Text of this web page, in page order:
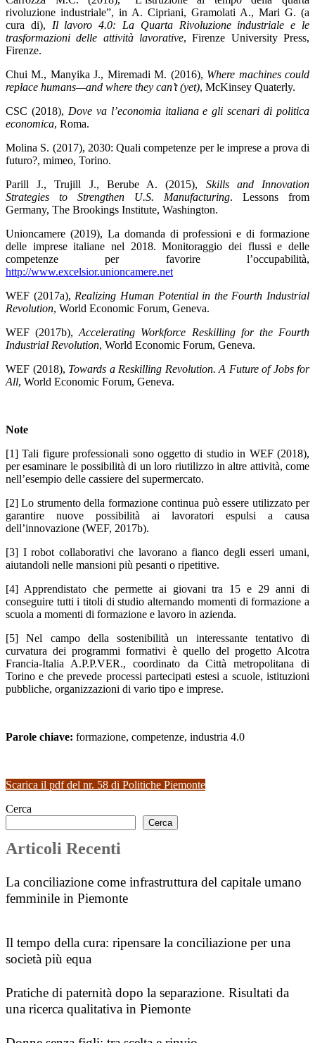
rivoluzione industriale”, in A. Cipriani, Gramolati A., Mari G. (a
cura di), Il lavoro 4.0: La Quarta Rivoluzione industriale e le
trasformazioni delle attività lavorative, Firenze University Press,
Firenze.
Chui M., Manyika J., Miremadi M. (2016), Where machines could
replace humans—and where they can’t (yet), McKinsey Quaterly.
CSC (2018), Dove va l’economia italiana e gli scenari di politica
economica, Roma.
Molina S. (2017), 2030: Quali competenze per le imprese a prova di
futuro?, mimeo, Torino.
Parill J., Trujill J., Berube A. (2015), Skills and Innovation
Strategies to Strengthen U.S. Manufacturing. Lessons from
Germany, The Brookings Institute, Washington.
Unioncamere (2019), La domanda di professioni e di formazione
delle imprese italiane nel 2018. Monitoraggio dei flussi e delle
competenze per favorire l’occupabilità,
http://www.excelsior.unioncamere.net
WEF (2017a), Realizing Human Potential in the Fourth Industrial
Revolution, World Economic Forum, Geneva.
WEF (2017b),Accelerating Workforce Reskilling for the Fourth
Industrial Revolution, World Economic Forum, Geneva.
WEF (2018), Towards a Reskilling Revolution. A Future of Jobs for
All, World Economic Forum, Geneva.
Note
[1] Tali figure professionali sono oggetto di studio in WEF (2018),
per esaminare le possibilità di un loro riutilizzo in altre attività, come
nell’esempio delle cassiere del supermercato.
[2] Lo strumento della formazione continua può essere utilizzato per
garantire nuove possibilità ai lavoratori espulsi a causa
dell’innovazione (WEF, 2017b).
[3] I robot collaborativi che lavorano a fianco degli esseri umani,
aiutandoli nelle mansioni più pesanti o ripetitive.
[4] Apprendistato che permette ai giovani tra 15 e 29 anni di
conseguire tutti i titoli di studio alternando momenti di formazione a
scuola a momenti di formazione e lavoro in azienda.
[5] Nel campo della sostenibilità un interessante tentativo di
curvatura dei programmi formativi è quello del progetto Alcotra
Francia-Italia A.P.P.VER., coordinato da Città metropolitana di
Torino e che prevede processi partecipati estesi a scuole, istituzioni
pubbliche, organizzazioni di vario tipo e imprese.
Parole chiave: formazione, competenze, industria 4.0
Scarica il pdf del nr. 58 di Politiche Piemonte
Cerca
Cerca
Articoli Recenti
La conciliazione come infrastruttura del capitale umano
femminile in Piemonte
Il tempo della cura: ripensare la conciliazione per una
società più equa
Pratiche di paternità dopo la separazione. Risultati da
una ricerca qualitativa in Piemonte